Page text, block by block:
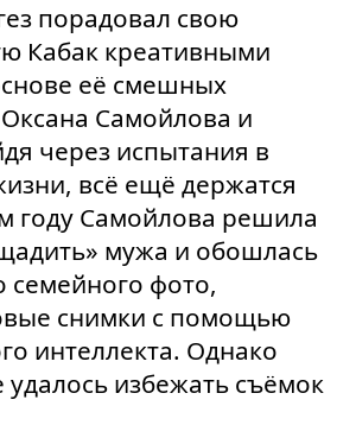
порадовал свою
Кабак креативными
её смешных
Самойлова и
через испытания в
всё ещё держатся
году Самойлова решила
мужа и обошлась
семейного фото,
снимки с помощью
интеллекта. Однако
удалось избежать съёмок